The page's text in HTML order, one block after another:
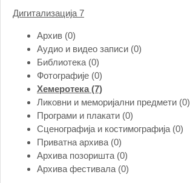
Дигитализација 7
Архив (0)
Аудио и видео записи (0)
Библиотека (0)
Фотографије (0)
Хемеротека (7)
Ликовни и меморијални предмети (0)
Програми и плакати (0)
Сценографија и костимографија (0)
Приватна архива (0)
Архива позоришта (0)
Архива фестивала (0)